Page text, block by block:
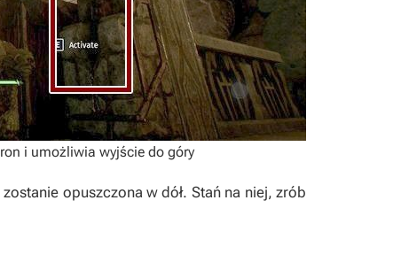
i umożliwia wyjście do góry
opuszczona w dół. Stań na niej, zrób